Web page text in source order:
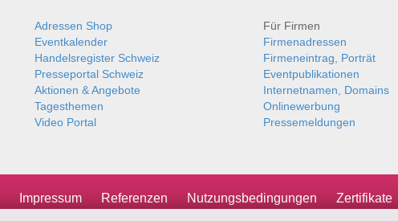
Adressen Shop
Eventkalender
Handelsregister Schweiz
Presseportal Schweiz
Aktionen & Angebote
Tagesthemen
Video Portal
Für Firmen
Firmenadressen
Firmeneintrag, Porträt
Eventpublikationen
Internetnamen, Domains
Onlinewerbung
Pressemeldungen
Impressum Referenzen Nutzungsbedingungen Zertifikate